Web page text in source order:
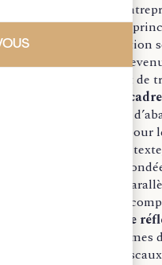
,
fréquemment l’actif
cession, cette opération
liésde fiscalité, de
protection sociale et de
au regard du régime
150-0 D ter du CGI
retraite. Dans ce
,
préalable mené en
cession. L’expertise-
structurer cette
d’éligibilité aux
enjeux financiers,